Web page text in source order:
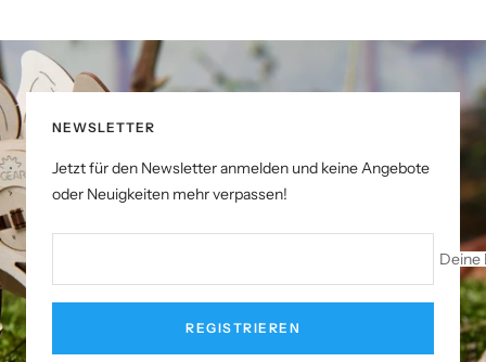
NEWSLETTER
Jetzt für den Newsletter anmelden und keine Angebote
oder Neuigkeiten mehr verpassen!
Deine
REGISTRIEREN